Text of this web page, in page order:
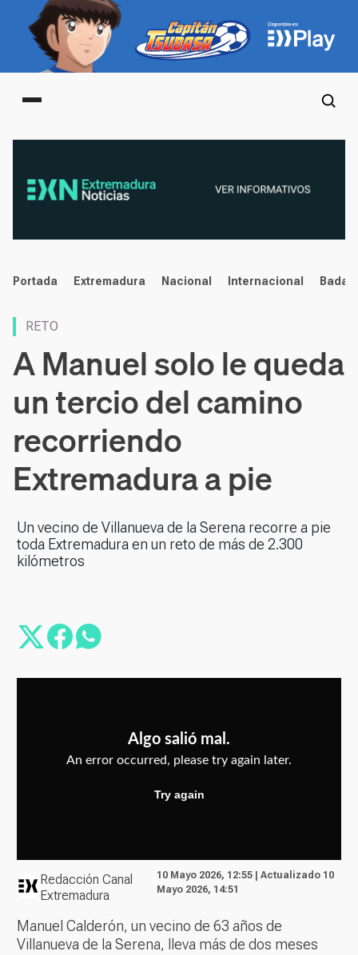
Main menu
noticias
Portada Extremadura Nacional Internacional
RETO
A Manuel solo le queda
un tercio del camino
recorriendo
Extremadura a pie
Un vecino de Villanueva de la Serena recorre a pie
toda Extremadura en un reto de más de 2.300
kilómetros
Redacción Canal
Extremadura
10 Mayo 2026, 12:55 | Actualizado 10
Mayo 2026, 14:51
Manuel Calderón, un vecino de 63 años de
Villanueva de la Serena, lleva más de dos meses